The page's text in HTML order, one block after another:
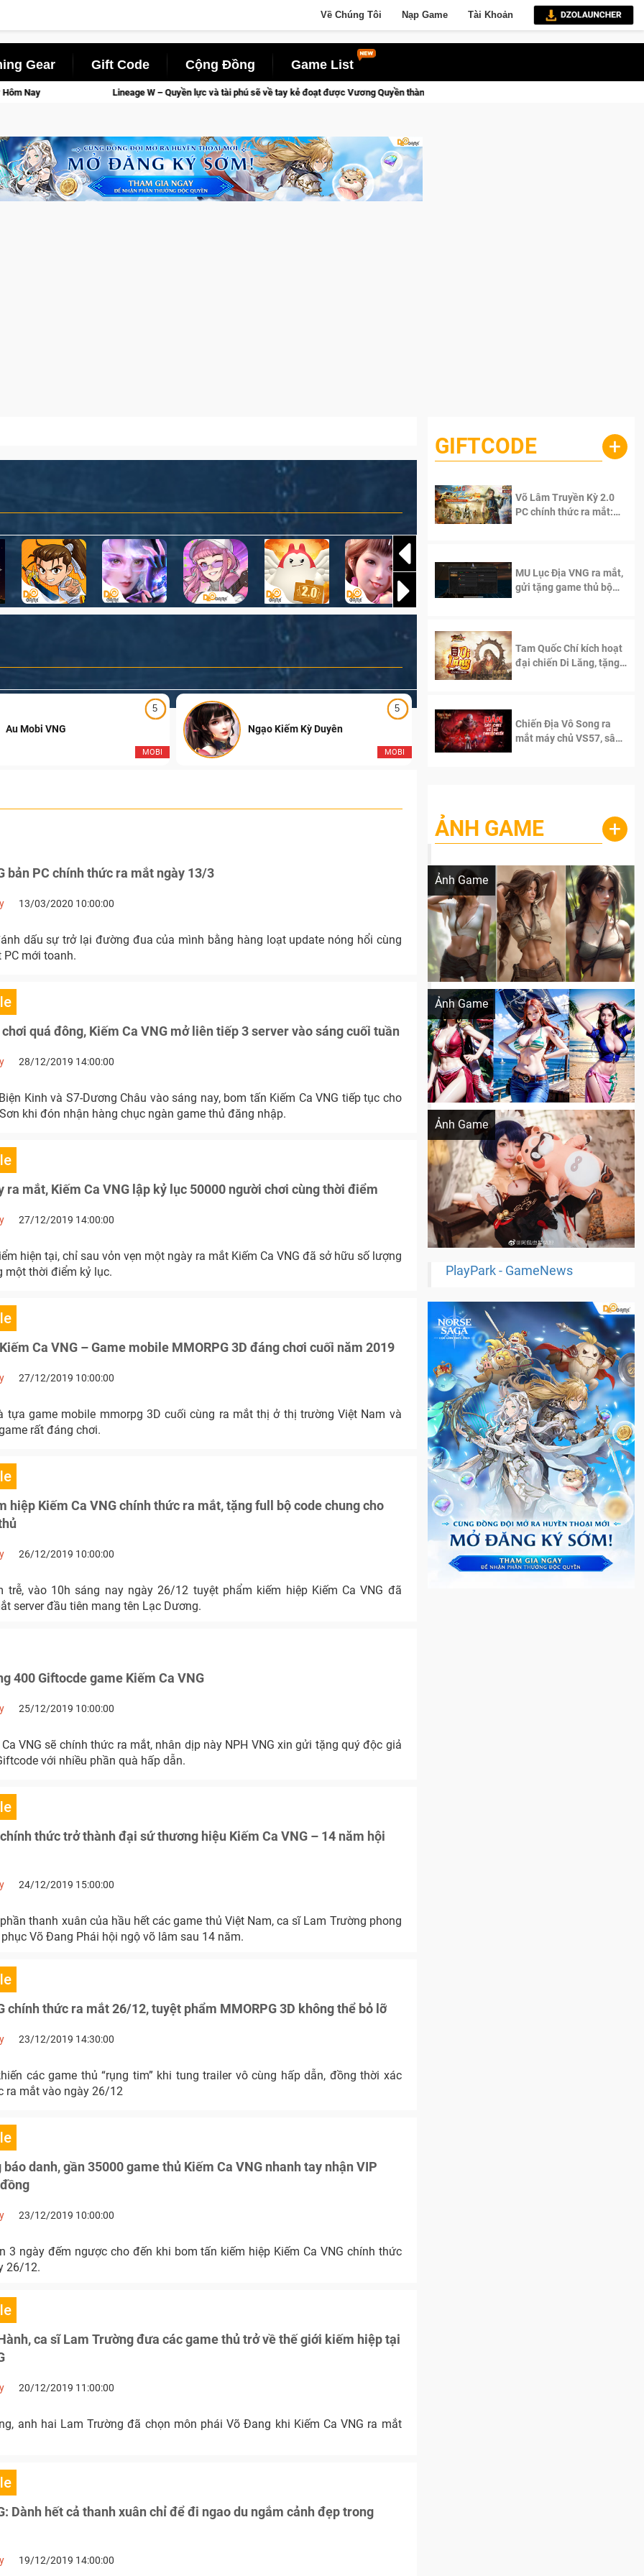
Về Chúng Tôi Nạp Game Tài Khoản
Gear Gift Code Cộng Đồng Game List
– Quyền lực và tài phú sẽ về tay kẻ đoạt được Vương Quyền thành Kent sắp tới! Trial Xtreme Freedom – Game đua xe mô tô PvP sở hữu
5
MOBI
Au Mobi VNG
5
MOBI
Ngạo Kiếm Kỳ Duyên Ngạo Thiên Mobile
bản PC chính thức ra mắt ngày 13/3
13/03/2020 10:00:00
PC mới toanh.
quá đông, Kiếm Ca VNG mở liên tiếp 3 server vào sáng cuối tuần
28/12/2019 14:00:00
Kinh và S7-Dương Châu vào sáng nay, bom tấn Kiếm Ca VNG tiếp tục cho
khi đón nhận hàng chục ngàn game thủ đăng nhập.
ra mắt, Kiếm Ca VNG lập kỷ lục 50000 người chơi cùng thời điểm
27/12/2019 14:00:00
hiện tại, chỉ sau vỏn vẹn một ngày ra mắt Kiếm Ca VNG đã sở hữu số lượng
một thời điểm kỷ lục.
Ca VNG – Game mobile MMORPG 3D đáng chơi cuối năm 2019
27/12/2019 10:00:00
tựa game mobile mmorpg 3D cuối cùng ra mắt thị ở thị trường Việt Nam và
rất đáng chơi.
hiệp Kiếm Ca VNG chính thức ra mắt, tặng full bộ code chung cho
26/12/2019 10:00:00
trễ, vào 10h sáng nay ngày 26/12 tuyệt phẩm kiếm hiệp Kiếm Ca VNG đã
server đầu tiên mang tên Lạc Dương.
400 Giftocde game Kiếm Ca VNG
25/12/2019 10:00:00
VNG sẽ chính thức ra mắt, nhân dịp này NPH VNG xin gửi tặng quý độc giả
với nhiều phần quà hấp dẫn.
thức trở thành đại sứ thương hiệu Kiếm Ca VNG – 14 năm hội
24/12/2019 15:00:00
thanh xuân của hầu hết các game thủ Việt Nam, ca sĩ Lam Trường phong
Võ Đang Phái hội ngộ võ lâm sau 14 năm.
chính thức ra mắt 26/12, tuyệt phẩm MMORPG 3D không thể bỏ lỡ
23/12/2019 14:30:00
các game thủ “rụng tim” khi tung trailer vô cùng hấp dẫn, đồng thời xác
ra mắt vào ngày 26/12
danh, gần 35000 game thủ Kiếm Ca VNG nhanh tay nhận VIP
23/12/2019 10:00:00
3 ngày đếm ngược cho đến khi bom tấn kiếm hiệp Kiếm Ca VNG chính thức
26/12.
ca sĩ Lam Trường đưa các game thủ trở về thế giới kiếm hiệp tại
20/12/2019 11:00:00
anh hai Lam Trường đã chọn môn phái Võ Đang khi Kiếm Ca VNG ra mắt
Dành hết cả thanh xuân chỉ để đi ngao du ngắm cảnh đẹp trong
19/12/2019 14:00:00
GIFTCODE +
Võ Lâm Truyền Kỳ 2.0
PC chính thức ra mắt:
MU Lục Địa VNG ra mắt,
gửi tặng game thủ bộ
Tam Quốc Chí kích hoạt
đại chiến Di Lăng, tặng
Chiến Địa Vô Song ra
mắt máy chủ VS57, sân
ẢNH GAME +
Ảnh Game
Lala Croft vừa nóng vừa xinh dưới nét vẽ
Ảnh Game
Khi AI Cosplay gái đẹp One Piece
Ảnh Game
Cosplay Xiangling siêu cute